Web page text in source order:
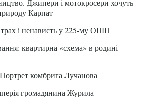
Джипери і мотокросери хочуть
Карпат
і ненависть у 225-му ОШП
квартирна «схема» в родині
комбрига Лучанова
громадянина Журила